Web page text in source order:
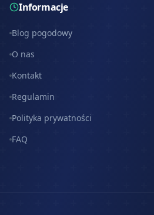
Informacje
Blog pogodowy
O nas
Kontakt
Regulamin
Polityka prywatności
FAQ